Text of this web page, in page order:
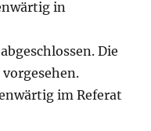
in
Die
im Referat